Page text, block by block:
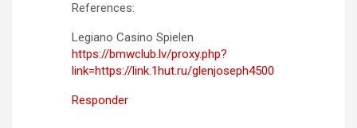
References:
Legiano Casino Spielen
https://bmwclub.lv/proxy.php?
link=https://link.1hut.ru/glenjoseph4500
Responder